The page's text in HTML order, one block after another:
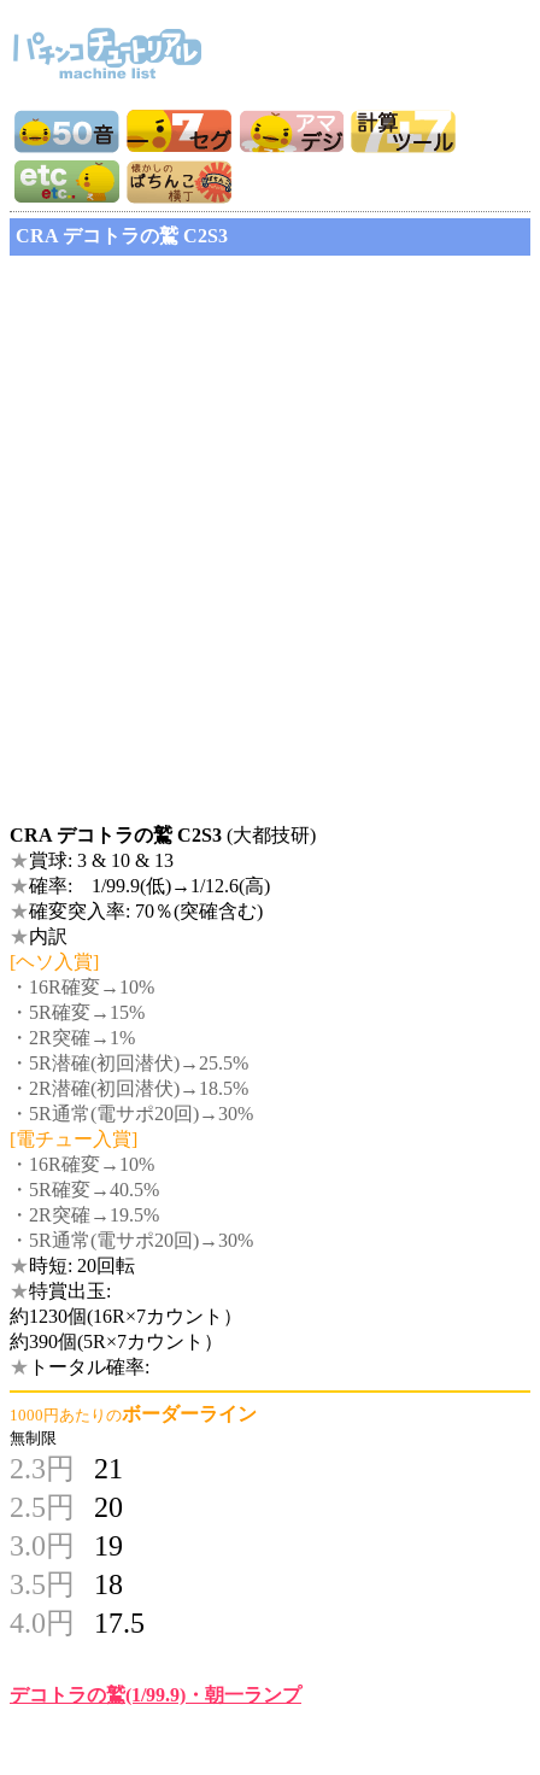
CRA デコトラの鷲 C2S3
CRA デコトラの鷲 C2S3 (大都技研)
★賞球: 3 & 10 & 13
★確率: 1/99.9(低)→1/12.6(高)
★確変突入率: 70％(突確含む)
★内訳
[ヘソ入賞]
・16R確変→10%
・5R確変→15%
・2R突確→1%
・5R潜確(初回潜伏)→25.5%
・2R潜確(初回潜伏)→18.5%
・5R通常(電サポ20回)→30%
[電チュー入賞]
・16R確変→10%
・5R確変→40.5%
・2R突確→19.5%
・5R通常(電サポ20回)→30%
★時短: 20回転
★特賞出玉:
約1230個(16R×7カウント）
約390個(5R×7カウント）
★ トータル確率:
1000円あたりのボーダーライン
無制限
2.3円
21
2.5円
20
3.0円
19
3.5円
18
4.0円
17.5
デコトラの鷲(1/99.9)・朝一ランプ